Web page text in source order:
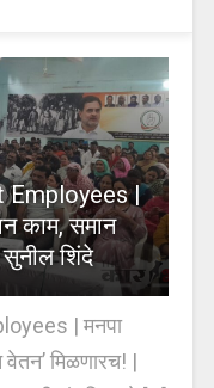
Employees |
काम, समान
शिंदे
| मनपा
वेतन’ मिळणारच! |